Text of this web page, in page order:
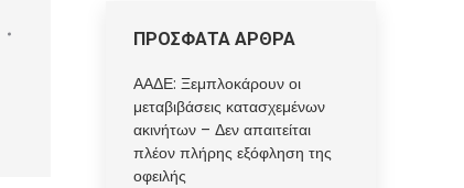
ΠΡΟΣΦΑΤΑ ΑΡΘΡΑ
ΑΑΔΕ: Ξεμπλοκάρουν οι
μεταβιβάσεις κατασχεμένων
ακινήτων – Δεν απαιτείται
πλέον πλήρης εξόφληση της
οφειλής